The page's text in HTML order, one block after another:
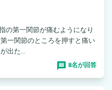
の第一関節が痛むようになり
一関節のところを押すと痛い
出た...
8名が回答